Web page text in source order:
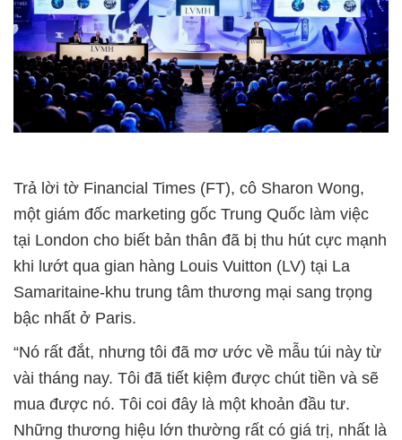
Trả lời tờ Financial Times (FT), cô Sharon Wong,
một giám đốc marketing gốc Trung Quốc làm việc
tại London cho biết bản thân đã bị thu hút cực mạnh
khi lướt qua gian hàng Louis Vuitton (LV) tại La
Samaritaine-khu trung tâm thương mại sang trọng
bậc nhất ở Paris.
“Nó rất đắt, nhưng tôi đã mơ ước về mẫu túi này từ
vài tháng nay. Tôi đã tiết kiệm được chút tiền và sẽ
mua được nó. Tôi coi đây là một khoản đầu tư.
Những thương hiệu lớn thường rất có giá trị, nhất là